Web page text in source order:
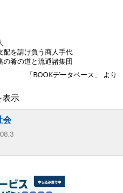
を請け負う商人手代
肴の道と流通諸集団
「BOOKデータベース」 より
示
会